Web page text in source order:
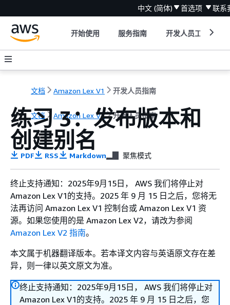
中文 (简体) 首选项 联系
开始使用 服务指南 开发人员工具
文档 Amazon Lex V1 开发人员指南
文档 Amazon Lex V1 开发人员指南
练习 3：发布版本和
创建别名
PDF RSS Markdown 聚焦模式
终止支持通知：2025年9月15日， AWS 我们将停止对
Amazon Lex V1的支持。2025 年 9 月 15 日之后，您将无
法再访问 Amazon Lex V1 控制台或 Amazon Lex V1 资
源。如果您使用的是 Amazon Lex V2，请改为参阅
Amazon Lex V2 指南。
本文属于机器翻译版本。若本译文内容与英语原文存在差
异，则一律以英文原文为准。
终止支持通知：2025年9月15日， AWS 我们将停止对
Amazon Lex V1的支持。2025 年 9 月 15 日之后，您